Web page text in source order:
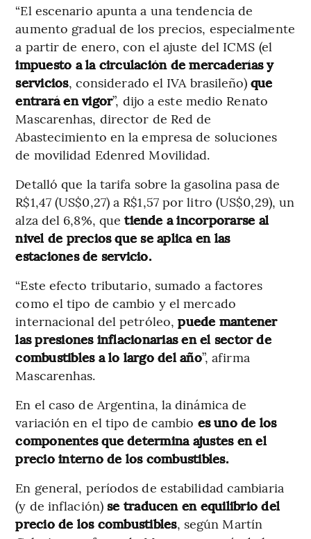
“El escenario apunta a una tendencia de
aumento gradual de los precios, especialmente
a partir de enero, con el ajuste del ICMS (el
impuesto a la circulación de mercaderías y
servicios, considerado el IVA brasileño) que
entrará en vigor”, dijo a este medio Renato
Mascarenhas, director de Red de
Abastecimiento en la empresa de soluciones
de movilidad Edenred Movilidad.
Detalló que la tarifa sobre la gasolina pasa de
R$1,47 (US$0,27) a R$1,57 por litro (US$0,29), un
alza del 6,8%, quetiende a incorporarse al
nivel de precios que se aplica en las
estaciones de servicio.
“Este efecto tributario, sumado a factores
como el tipo de cambio y el mercado
internacional del petróleo, puede mantener
las presiones inflacionarias en el sector de
combustibles a lo largo del año”, afirma
Mascarenhas.
En el caso de Argentina, la dinámica de
variación en el tipo de cambio es uno de los
componentes que determina ajustes en el
precio interno de los combustibles.
En general, períodos de estabilidad cambiaria
(y de inflación)se traducen en equilibrio del
precio de los combustibles, según Martín